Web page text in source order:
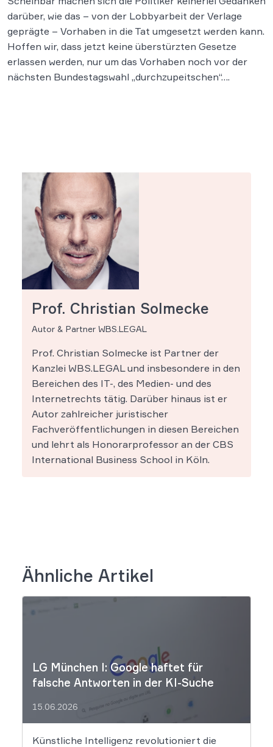
darüber, wie das – von der Lobbyarbeit der Verlage
geprägte – Vorhaben in die Tat umgesetzt werden kann.
Hoffen wir, dass jetzt keine überstürzten Gesetze
erlassen werden, nur um das Vorhaben noch vor der
nächsten Bundestagswahl „durchzupeitschen“….
Prof. Christian Solmecke
Autor & Partner WBS.LEGAL
Prof. Christian Solmecke ist Partner der
Kanzlei WBS.LEGAL und insbesondere in den
Bereichen des IT-, des Medien- und des
Internetrechts tätig. Darüber hinaus ist er
Autor zahlreicher juristischer
Fachveröffentlichungen in diesen Bereichen
und lehrt als Honorarprofessor an der CBS
International Business School in Köln.
Ähnliche Artikel
LG München I: Google haftet für
falsche Antworten in der KI-Suche
15.06.2026
Künstliche Intelligenz revolutioniert die